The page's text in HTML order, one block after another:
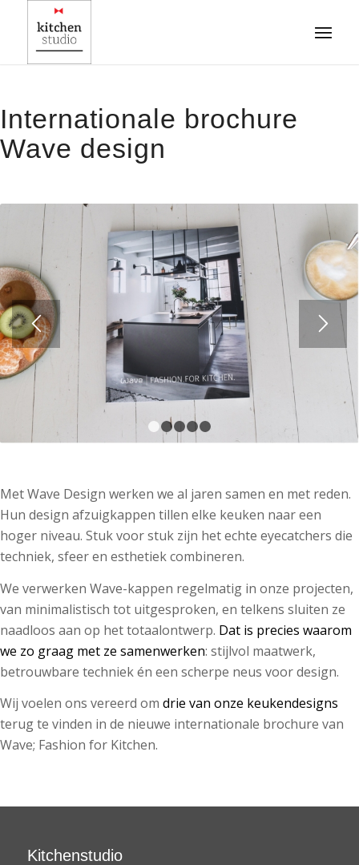
Internationale brochure
Wave design
1
Met Wave Design werken we al jaren samen en met reden.
Hun design afzuigkappen tillen elke keuken naar een
hoger niveau. Stuk voor stuk zijn het echte eyecatchers die
techniek, sfeer en esthetiek combineren.
We verwerken Wave-kappen regelmatig in onze projecten,
van minimalistisch tot uitgesproken, en telkens sluiten ze
naadloos aan op het totaalontwerp. Dat is precies waarom
we zo graag met ze samenwerken: stijlvol maatwerk,
betrouwbare techniek én een scherpe neus voor design.
Wij voelen ons vereerd om drie van onze keukendesigns
terug te vinden in de nieuwe internationale brochure van
Wave; Fashion for Kitchen.
Kitchenstudio